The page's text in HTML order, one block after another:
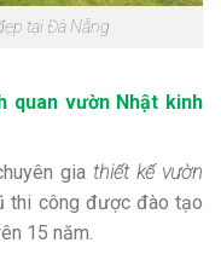
tại Đà Nẵng
quan vườn Nhật kinh
gia thiết kế vườn
thi công được đào tạo
15 năm.